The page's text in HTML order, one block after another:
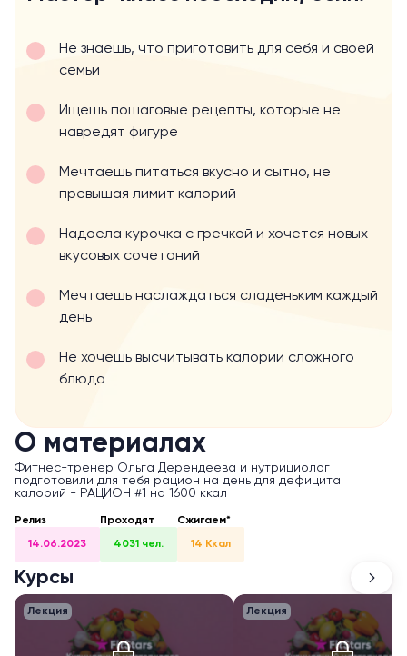
Не знаешь, что приготовить для себя и своей
семьи
Ищешь пошаговые рецепты, которые не
навредят фигуре
Мечтаешь питаться вкусно и сытно, не
превышая лимит калорий
Надоела курочка с гречкой и хочется новых
вкусовых сочетаний
Мечтаешь наслаждаться сладеньким каждый
день
Не хочешь высчитывать калории сложного
блюда
О материалах
Фитнес-тренер Ольга Дерендеева и нутрициолог
подготовили для тебя рацион на день для дефицита
калорий - РАЦИОН #1 на 1600 ккал
Релиз
14.06.2023
Проходят
4031 чел.
Сжигаем*
14 Ккал
Курсы
Лекция Лекция